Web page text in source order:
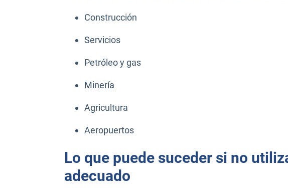
Construcción
Servicios
Petróleo y gas
Minería
Agricultura
Aeropuertos
Lo que puede suceder si no
adecuado